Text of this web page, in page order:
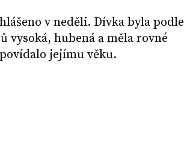
v neděli. Dívka byla podle
vysoká, hubená a měla rovné
jejímu věku.